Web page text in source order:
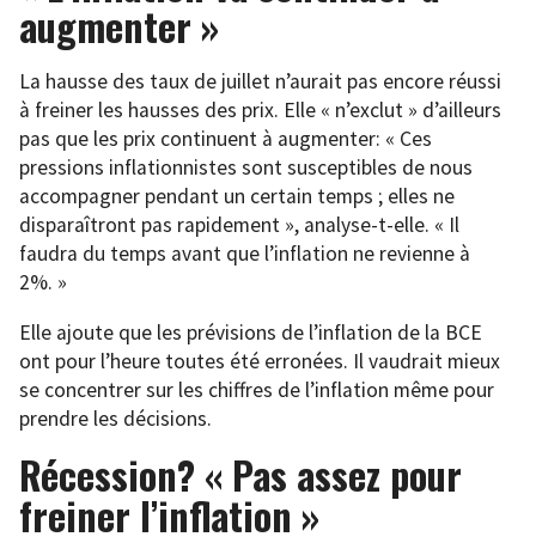
augmenter »
La hausse des taux de juillet n’aurait pas encore réussi
à freiner les hausses des prix. Elle « n’exclut » d’ailleurs
pas que les prix continuent à augmenter: « Ces
pressions inflationnistes sont susceptibles de nous
accompagner pendant un certain temps ; elles ne
disparaîtront pas rapidement », analyse-t-elle. « Il
faudra du temps avant que l’inflation ne revienne à
2%. »
Elle ajoute que les prévisions de l’inflation de la BCE
ont pour l’heure toutes été erronées. Il vaudrait mieux
se concentrer sur les chiffres de l’inflation même pour
prendre les décisions.
Récession? « Pas assez pour
freiner l’inflation »